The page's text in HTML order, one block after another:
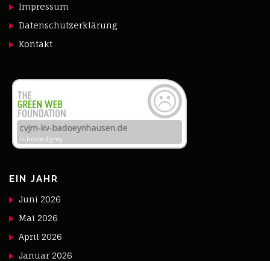
Impressum
Datenschutzerklärung
Kontakt
EIN JAHR
Juni 2026
Mai 2026
April 2026
Januar 2026